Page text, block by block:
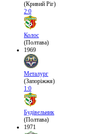
(Кривий Ріг)
2:0
Колос
(Полтава)
1969
Металург
(Запоріжжя)
1:0
Будівельник
(Полтава)
1971